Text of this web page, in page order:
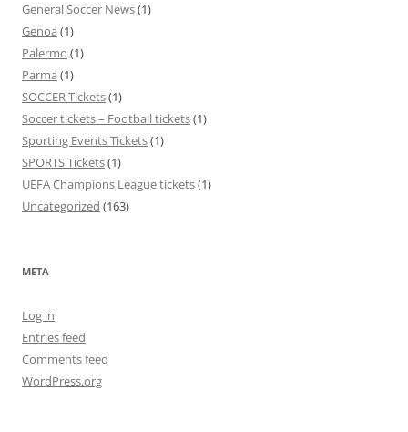
General Soccer News(1)
Genoa (1)
Palermo (1)
Parma (1)
SOCCER Tickets(1)
Soccer tickets – Football tickets(1)
Sporting Events Tickets(1)
SPORTS Tickets(1)
UEFA Champions League tickets(1)
Uncategorized (163)
META
Log in
Entries feed
Comments feed
WordPress.org